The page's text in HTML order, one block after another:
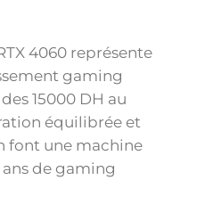
4060 représente
gaming
15000 DH au
équilibrée et
font une machine
de gaming